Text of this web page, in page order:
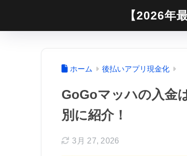
【2026年
ホーム 後払いアプリ現金化
GoGoマッハの入金
別に紹介！
3月 27, 2026